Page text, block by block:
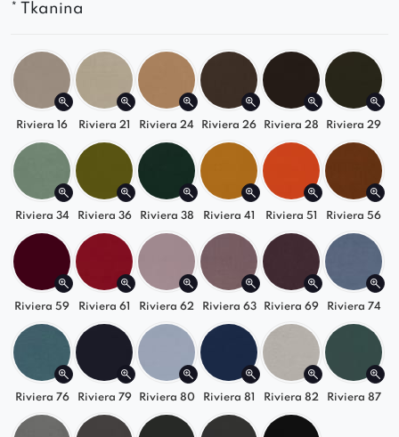
Postaw na sofę wysokiej jakości
, która łączy
design i komfort. Kleo to uniwersalna sofa do
każdego wnętrza!
* Tkanina
Riviera 16 Riviera 21 Riviera 24 Riviera 26 Riviera 28 Riviera 29
Riviera 34 Riviera 36 Riviera 38 Riviera 41 Riviera 51 Riviera 56
Riviera 59 Riviera 61 Riviera 62 Riviera 63 Riviera 69 Riviera 74
Riviera 76 Riviera 79 Riviera 80 Riviera 81 Riviera 82 Riviera 87